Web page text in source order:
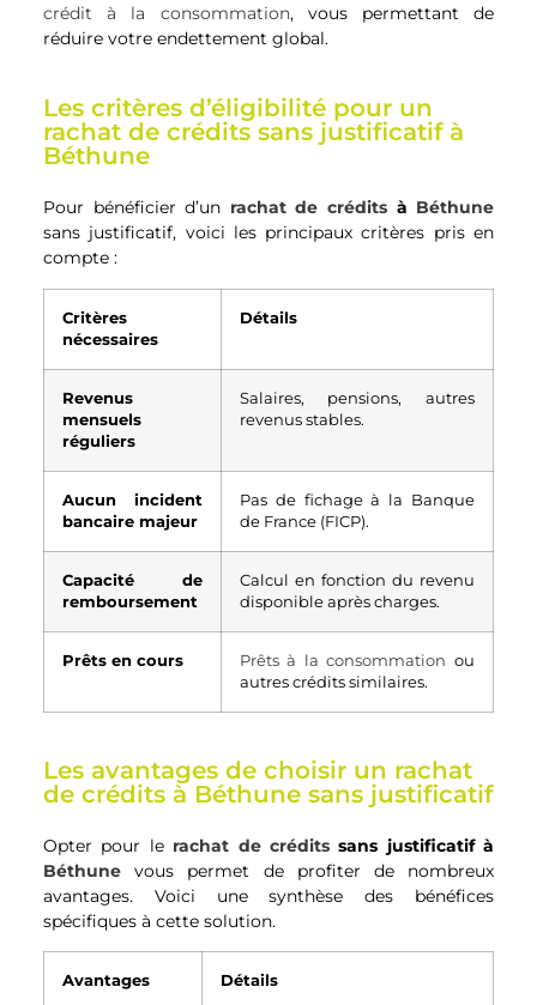
crédit à la consommation, vous permettant de
réduire votre endettement global.
Les critères d’éligibilité pour un
rachat de crédits sans justificatif à
Béthune
Pour bénéficier d’un rachat de créditsà Béthune
sans justificatif, voici les principaux critères pris en
compte :
Critères
nécessaires
Détails
Revenus
mensuels
réguliers
Salaires, pensions, autres
revenus stables.
Aucun incident
bancaire majeur
Pas de fichage à la Banque
de France (FICP).
Capacité de
remboursement
Calcul en fonction du revenu
disponible après charges.
Prêts en cours Prêts à la consommation ou
autres crédits similaires.
Les avantages de choisir un rachat
de crédits à Béthune sans justificatif
Opter pour le rachat de créditssans justificatif à
Béthunevous permet de profiter de nombreux
avantages. Voici une synthèse des bénéfices
spécifiques à cette solution.
Avantages Détails